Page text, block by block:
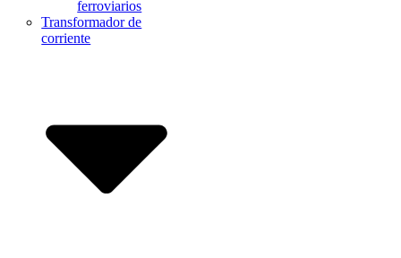
ferroviarios
Transformador de
corriente